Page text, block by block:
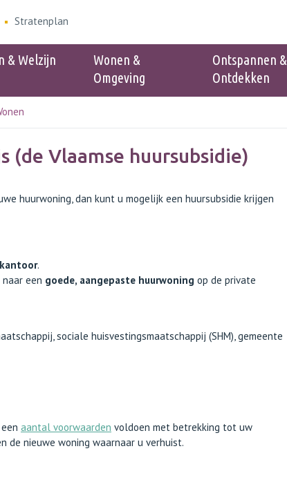
Stratenplan
& Welzijn
Wonen &
Omgeving
Wonen &
Ontspannen &
Ontdekken
Verenigingen
(de Vlaamse huursubsidie)
huurwoning, dan kunt u mogelijk een huursubsidie krijgen
.
een goede, aangepaste huurwoning op de private
sociale huisvestingsmaatschappij (SHM), gemeente
aantal voorwaarden voldoen met betrekking tot uw
de nieuwe woning waarnaar u verhuist.